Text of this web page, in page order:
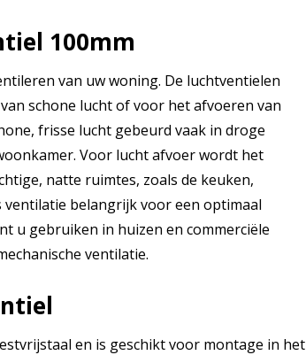
100mm
van uw woning. De luchtventielen
schone lucht of voor het afvoeren van
frisse lucht gebeurd vaak in droge
Voor lucht afvoer wordt het
natte ruimtes, zoals de keuken,
belangrijk voor een optimaal
u gebruiken in huizen en commerciële
ventilatie.
en is geschikt voor montage in het